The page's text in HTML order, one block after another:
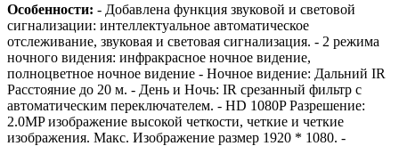
Особенности: - Добавлена функция звуковой и световой
сигнализации: интеллектуальное автоматическое
отслеживание, звуковая и световая сигнализация. - 2 режима
ночного видения: инфракрасное ночное видение,
полноцветное ночное видение - Ночное видение: Дальний IR
Расстояние до 20 м. - День и Ночь: IR срезанный фильтр с
автоматическим переключателем. - HD 1080P Разрешение:
2.0MP изображение высокой четкости, четкие и четкие
изображения. Макс. Изображение размер 1920 * 1080. -